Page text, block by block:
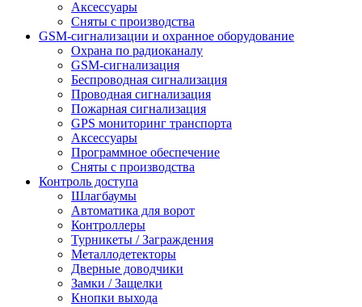
Аксессуары
Сняты с производства
GSM-сигнализации и охранное оборудование
Охрана по радиоканалу
GSM-сигнализация
Беспроводная сигнализация
Проводная сигнализация
Пожарная сигнализация
GPS мониторинг транспорта
Аксессуары
Программное обеспечение
Сняты с производства
Контроль доступа
Шлагбаумы
Автоматика для ворот
Контроллеры
Турникеты / Заграждения
Металлодетекторы
Дверные доводчики
Замки / Защелки
Кнопки выхода